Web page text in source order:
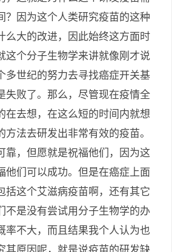
？因为这个人类研究疫苗的这种
么大的改进，因此始终这方面时
这个分子生物学来讲就像刚才说
多世纪的努力去寻找癌症开关基
失败了。那么，尽管现在疫情全
在去想，在这么短的时间内就想
方法去研发出非常有效的疫苗。
靠，但愿就是祝福他们，因为这
他们可以成功。但是在癌症上面
括这个艾滋病疫苗啊，还有其它
不是没有尝试用分子生物学的办
率不大，而且结果我个人认为也